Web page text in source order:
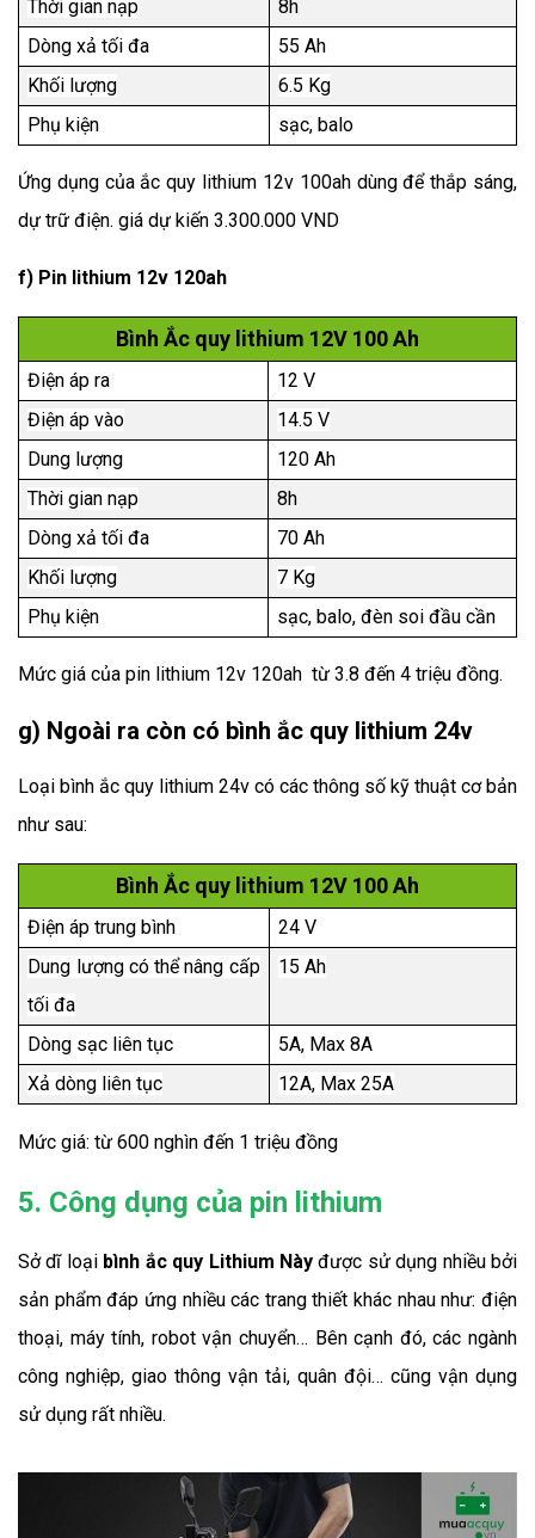
Thời gian nạp
8h
Dòng xả tối đa
55 Ah
Khối lượng
6.5 Kg
Phụ kiện
sạc, balo
Ứng dụng của ắc quy lithium 12v 100ah dùng để thắp sáng,
dự trữ điện. giá dự kiến 3.300.000 VND
f) Pin lithium 12v 120ah
Bình Ắc quy lithium 12V 100 Ah
Điện áp ra
12 V
Điện áp vào
14.5 V
Dung lượng
120 Ah
Thời gian nạp
8h
Dòng xả tối đa
70 Ah
Khối lượng
7 Kg
Phụ kiện
sạc, balo, đèn soi đầu cần
Mức giá của pin lithium 12v 120ah từ 3.8 đến 4 triệu đồng.
g) Ngoài ra còn có bình ắc quy lithium 24v
Loại bình ắc quy lithium 24v có các thông số kỹ thuật cơ bản
như sau:
Bình Ắc quy lithium 12V 100 Ah
Điện áp trung bình
24 V
Dung lượng có thể nâng cấp
tối đa
15 Ah
Dòng sạc liên tục
5A, Max 8A
Xả dòng liên tục
12A, Max 25A
Mức giá: từ 600 nghìn đến 1 triệu đồng
5. Công dụng của pin lithium
Sở dĩ loại bình ắc quy Lithium Này được sử dụng nhiều bởi
sản phẩm đáp ứng nhiều các trang thiết khác nhau như: điện
thoại, máy tính, robot vận chuyển… Bên cạnh đó, các ngành
công nghiệp, giao thông vận tải, quân đội… cũng vận dụng
sử dụng rất nhiều.